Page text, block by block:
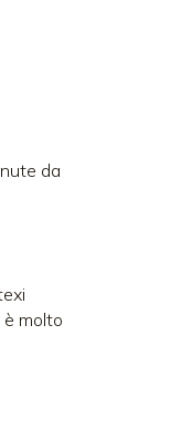
da
molto